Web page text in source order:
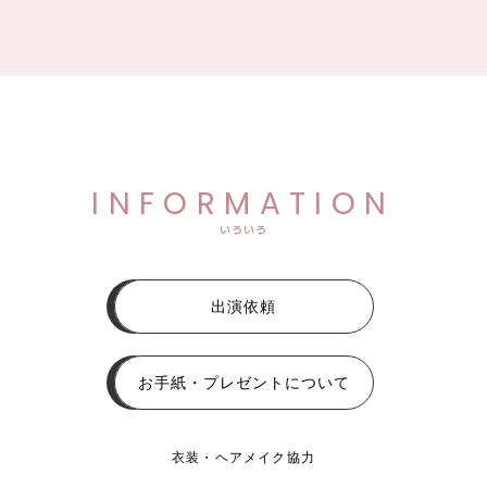
INFORMATION
いろいろ
出演依頼
お手紙・プレゼントについて
衣装・ヘアメイク協力